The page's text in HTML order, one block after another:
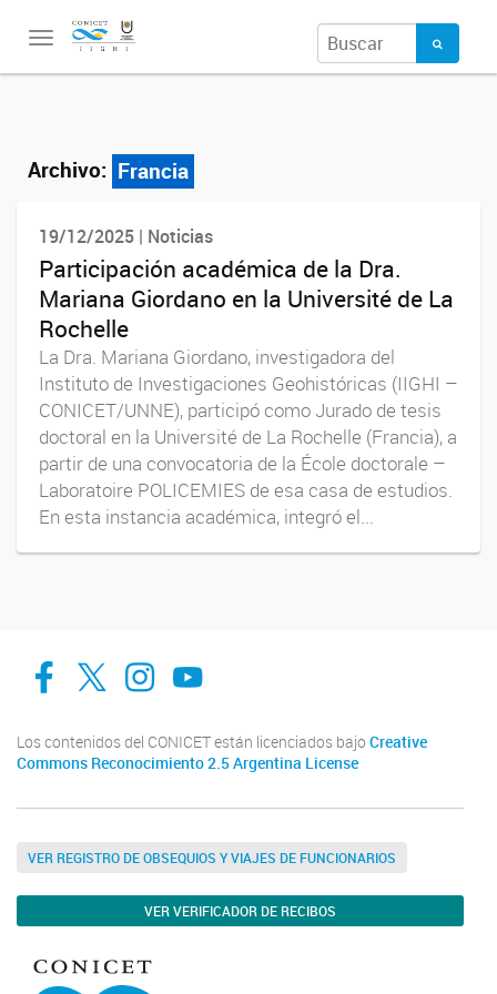
Toggle
Archivo: Francia
19/12/2025 | Noticias
Participación académica de la Dra.
Mariana Giordano en la Université de La
Rochelle
La Dra. Mariana Giordano, investigadora del
Instituto de Investigaciones Geohistóricas (IIGHI –
CONICET/UNNE), participó como Jurado de tesis
doctoral en la Université de La Rochelle (Francia), a
partir de una convocatoria de la École doctorale –
Laboratoire POLICEMIES de esa casa de estudios.
En esta instancia académica, integró el...
facebook
twitter
Instagram
Canal de Youtube
Los contenidos del CONICET están licenciados bajo Creative
Commons Reconocimiento 2.5 Argentina License
VER REGISTRO DE OBSEQUIOS Y VIAJES DE FUNCIONARIOS
VER VERIFICADOR DE RECIBOS